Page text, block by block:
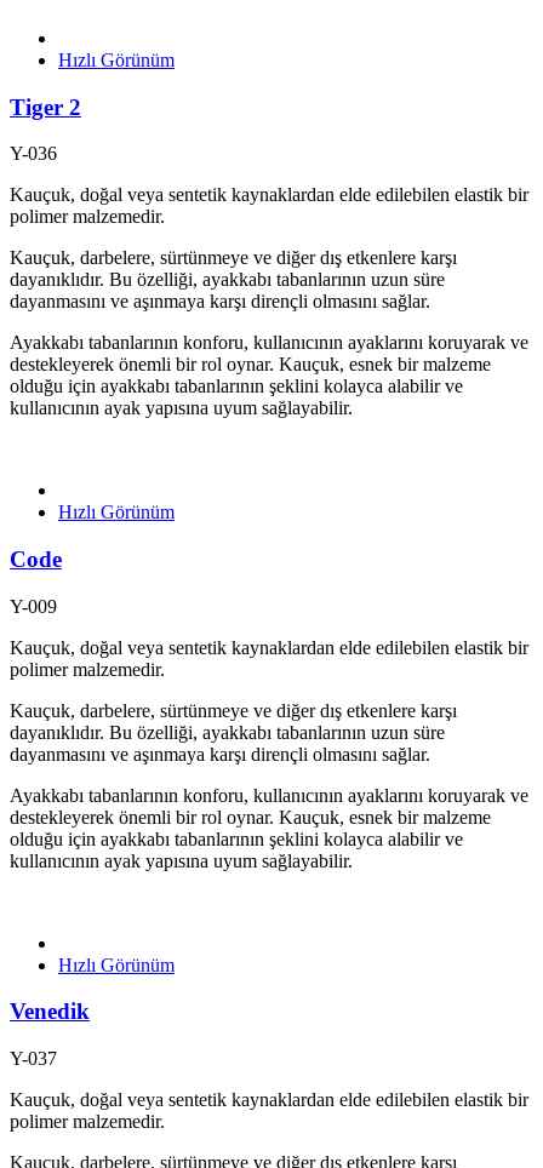
Hızlı Görünüm
Tiger 2
Y-036
Kauçuk, doğal veya sentetik kaynaklardan elde edilebilen elastik bir
polimer malzemedir.
Kauçuk, darbelere, sürtünmeye ve diğer dış etkenlere karşı
dayanıklıdır. Bu özelliği, ayakkabı tabanlarının uzun süre
dayanmasını ve aşınmaya karşı dirençli olmasını sağlar.
Ayakkabı tabanlarının konforu, kullanıcının ayaklarını koruyarak ve
destekleyerek önemli bir rol oynar. Kauçuk, esnek bir malzeme
olduğu için ayakkabı tabanlarının şeklini kolayca alabilir ve
kullanıcının ayak yapısına uyum sağlayabilir.
Hızlı Görünüm
Code
Y-009
Kauçuk, doğal veya sentetik kaynaklardan elde edilebilen elastik bir
polimer malzemedir.
Kauçuk, darbelere, sürtünmeye ve diğer dış etkenlere karşı
dayanıklıdır. Bu özelliği, ayakkabı tabanlarının uzun süre
dayanmasını ve aşınmaya karşı dirençli olmasını sağlar.
Ayakkabı tabanlarının konforu, kullanıcının ayaklarını koruyarak ve
destekleyerek önemli bir rol oynar. Kauçuk, esnek bir malzeme
olduğu için ayakkabı tabanlarının şeklini kolayca alabilir ve
kullanıcının ayak yapısına uyum sağlayabilir.
Hızlı Görünüm
Venedik
Y-037
Kauçuk, doğal veya sentetik kaynaklardan elde edilebilen elastik bir
polimer malzemedir.
Kauçuk, darbelere, sürtünmeye ve diğer dış etkenlere karşı